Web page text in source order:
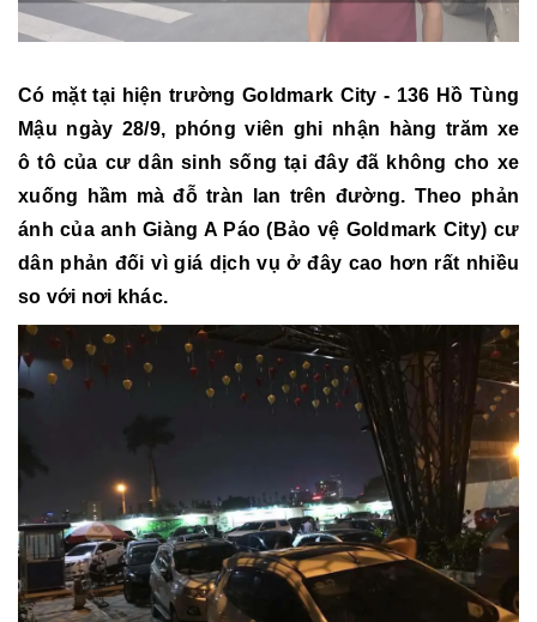
Có mặt tại hiện trường Goldmark City - 136 Hồ Tùng
Mậu ngày 28/9, phóng viên ghi nhận hàng trăm xe
ô tô của cư dân sinh sống tại đây đã không cho xe
xuống hầm mà đỗ tràn lan trên đường. Theo phản
ánh của anh Giàng A Páo (Bảo vệ Goldmark City) cư
dân phản đối vì giá dịch vụ ở đây cao hơn rất nhiều
so với nơi khác.